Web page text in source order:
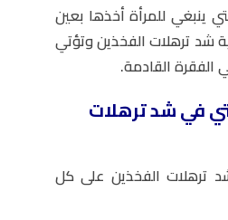
ينبغي للمرأة أخذها بعين
شد ترهلات الفخذين وتؤتي
الفقرة القادمة.
في شد ترهلات
ترهلات الفخذين على كل